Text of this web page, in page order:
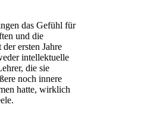
das Gefühl für
und die
ersten Jahre
intellektuelle
die sie
noch innere
hatte, wirklich